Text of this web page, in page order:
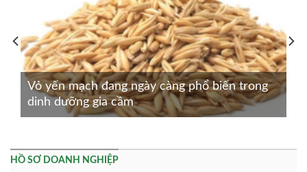
Vỏ yến mạch đang ngày càng phổ biến trong
dinh dưỡng gia cầm
HỒ SƠ DOANH NGHIỆP